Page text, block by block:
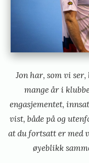
Jon har, som vi
mange år i
engasjementet,
vist, både på og
at du fortsatt er med
øyeblikk